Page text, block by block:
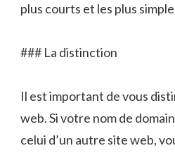
plus courts et les plus
### La distinction
Il est important de vous
web. Si votre nom de
celui d’un autre site web,